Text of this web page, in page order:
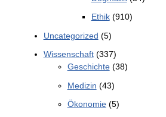
Ethik(910)
Uncategorized (5)
Wissenschaft(337)
Geschichte(38)
Medizin (43)
Ökonomie(5)